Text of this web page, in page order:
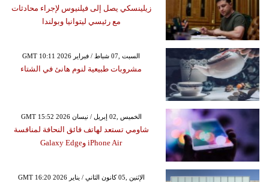
زيلينسكي يصل إلى فيلنيوس لإجراء محادثات
مع رئيسي ليتوانيا وبولندا
GMT 10:11 2026 السبت ,07 شباط / فبراير
مشروبات طبيعية لنوم هانئ في الشتاء
GMT 15:52 2026 الخميس ,02 إبريل / نيسان
شاومي تستعد لهاتف فائق النحافة لمنافسة
iPhone Air وGalaxy Edge
GMT 16:20 2026 الإثنين ,05 كانون الثاني / يناير